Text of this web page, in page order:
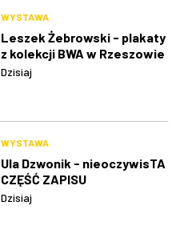
WYSTAWA
Leszek Żebrowski - plakaty
z kolekcji BWA w Rzeszowie
Dzisiaj
WYSTAWA
Ula Dzwonik - nieoczywisTA
CZĘŚĆ ZAPISU
Dzisiaj